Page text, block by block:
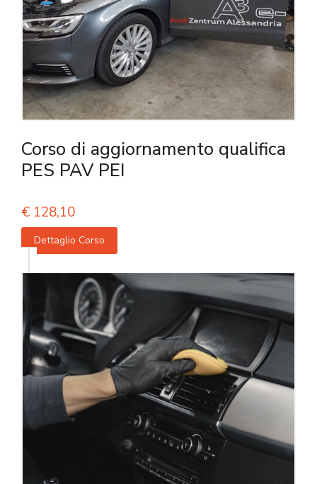
Corso di aggiornamento qualifica
PES PAV PEI
€ 128,10
Dettaglio Corso